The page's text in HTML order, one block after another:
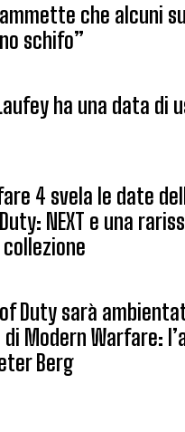
che alcuni
schifo”
ha una data di
4 svela le date
NEXT e una
of Duty sarà
di Modern Warfare:
Berg